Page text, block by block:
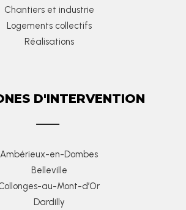
Chantiers et industrie
Logements collectifs
Réalisations
D'INTERVENTION
Ambérieux-en-Dombes
Belleville
au-Mont-d’Or
Dardilly